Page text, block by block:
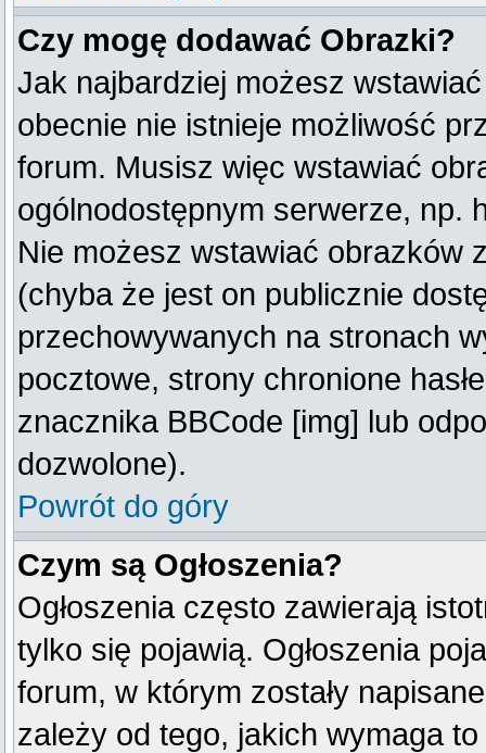
Czy mogę dodawać Obrazki?
Jak najbardziej możesz
obecnie nie istnieje możliwość
forum. Musisz więc wstawiać
ogólnodostępnym serwerze, np.
Nie możesz wstawiać obrazków
(chyba że jest on publicznie
przechowywanych na stronach
pocztowe, strony chronione
znacznika BBCode [img] lub
dozwolone).
Powrót do góry
Czym są Ogłoszenia?
Ogłoszenia często zawierają
tylko się pojawią. Ogłoszenia
forum, w którym zostały
zależy od tego, jakich wymaga